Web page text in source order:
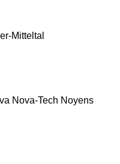
Mitteltal
Nova-Tech Noyens